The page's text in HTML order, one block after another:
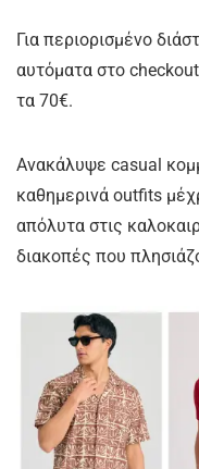
Για περιορισμένο
αυτόματα στο
τα 70€.
Ανακάλυψε casual
καθημερινά outfits
απόλυτα στις
διακοπές που